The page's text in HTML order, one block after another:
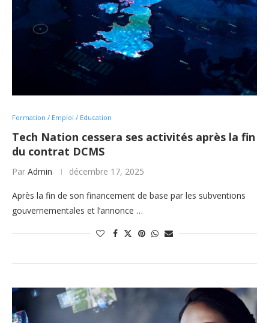
Formation / Emploi / Education
Tech Nation cessera ses activités après la fin
du contrat DCMS
Par Admin décembre 17, 2025
Après la fin de son financement de base par les subventions
gouvernementales et l’annonce …